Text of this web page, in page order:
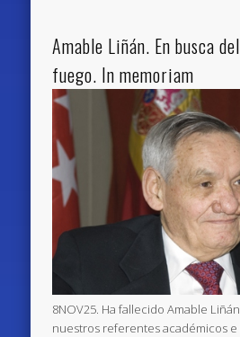
Amable Liñán. En busca
fuego. In memoriam
8NOV25. Ha fallecido Amable
nuestros referentes académicos